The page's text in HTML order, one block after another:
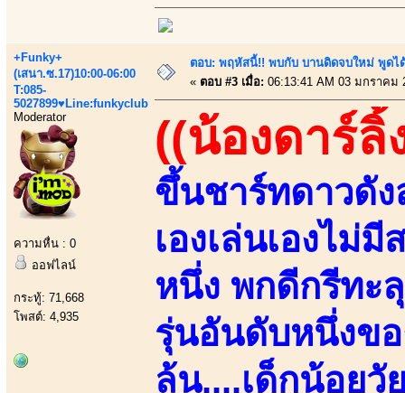
+Funky+
(เสนา.ซ.17)10:00-06:00
T:085-
5027899♥Line:funkyclub
Moderator
ความหื่น : 0
ออฟไลน์
กระทู้: 71,668
โพสต์: 4,935
ตอบ: พฤหัสนี้!! พบกับ บานดิดจบใหม่ พูด
« ตอบ #3 เมื่อ: 06:13:41 AM 03 มกราคม
((น้องดาร์ลิ้
ขึ้นชาร์ทดาวดั
เองเล่นเองไม่
หนึ่ง พกดีกรีทะ
รุ่นอันดับหนึ่งข
ล้น....เด็กน้อยวั